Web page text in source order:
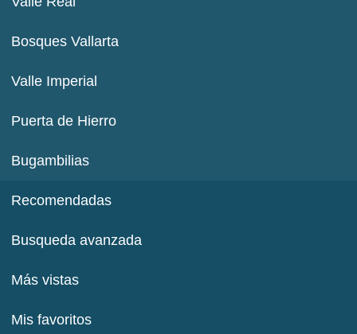
Bosques Vallarta
Valle Imperial
Puerta de Hierro
Bugambilias
Recomendadas
Busqueda avanzada
Más vistas
Mis favoritos